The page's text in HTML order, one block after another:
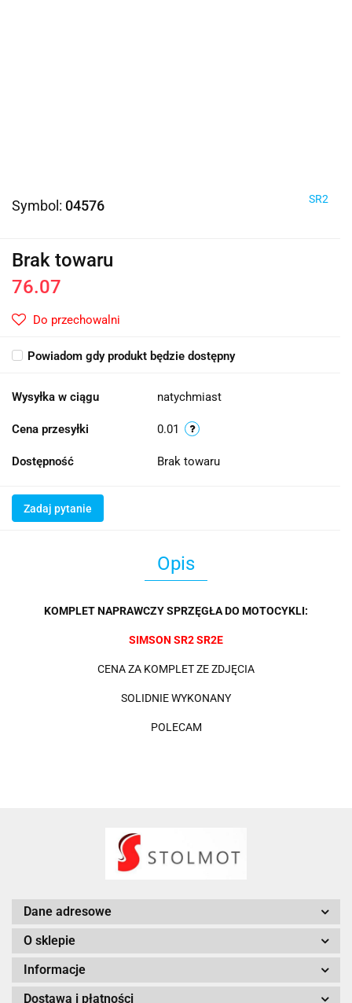
Symbol: 04576 SR2
Brak towaru
76.07
Do przechowalni
Powiadom gdy produkt będzie dostępny
Wysyłka w ciągu natychmiast
Cena przesyłki 0.01
Dostępność Brak towaru
Zadaj pytanie
Opis
KOMPLET NAPRAWCZY SPRZĘGŁA DO MOTOCYKLI:
SIMSON SR2 SR2E
CENA ZA KOMPLET ZE ZDJĘCIA
SOLIDNIE WYKONANY
POLECAM
Dane adresowe
O sklepie
Informacje
Dostawa i płatności